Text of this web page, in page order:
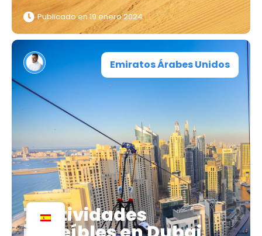
Publicado en 19 enero 2024
Emiratos Árabes Unidos
7 actividades